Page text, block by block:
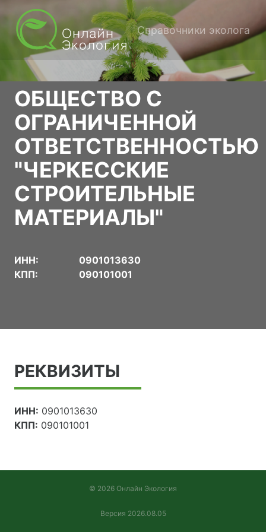
Справочники эколога
ОБЩЕСТВО С
ОГРАНИЧЕННОЙ
ОТВЕТСТВЕННОСТЬЮ
"ЧЕРКЕССКИЕ
СТРОИТЕЛЬНЫЕ
МАТЕРИАЛЫ"
ИНН:
0901013630
КПП:
090101001
РЕКВИЗИТЫ
ИНН: 0901013630
КПП: 090101001
© 2026 Онлайн Экология
Версия 2026.08.05